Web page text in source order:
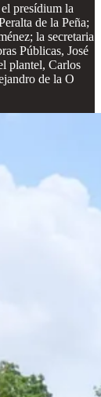
presídium la
de la Peña;
la secretaria
Públicas, José
plantel, Carlos
de la O